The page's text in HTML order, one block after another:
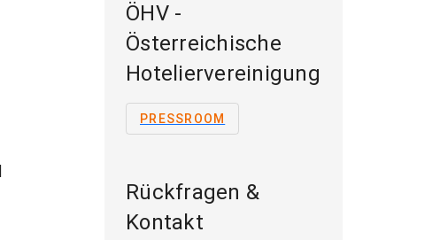
ÖHV -
Österreichische
Hoteliervereinigung
PRESSROOM
Rückfragen &
Kontakt